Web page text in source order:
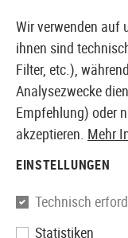
KJ Works
Wir verwenden auf
ihnen sind
Filter, etc.),
Analysezwecke
Empfehlung) oder
akzeptieren. Mehr
EINSTELLUNGEN
Technisch
Statistiken